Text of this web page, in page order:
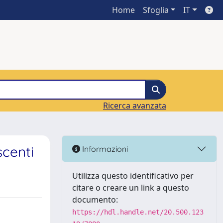
Home Sfoglia IT
Ricerca avanzata
Informazioni
Utilizza questo identificativo per
citare o creare un link a questo
documento:
https://hdl.handle.net/20.500.123